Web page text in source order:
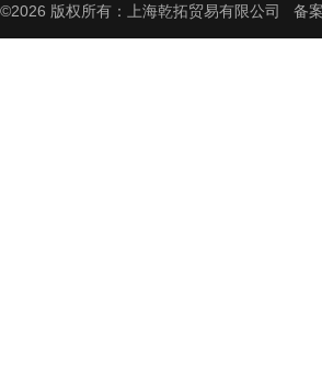
©2026 版权所有：上海乾拓贸易有限公司 备案